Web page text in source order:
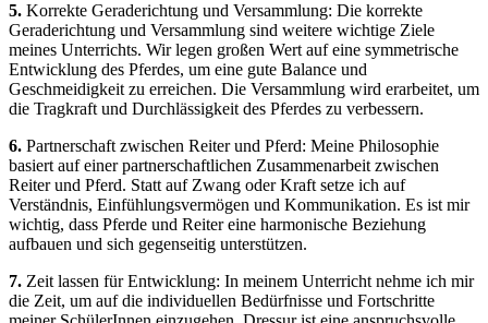
5. Korrekte Geraderichtung und Versammlung: Die korrekte
Geraderichtung und Versammlung sind weitere wichtige Ziele
meines Unterrichts. Wir legen großen Wert auf eine symmetrische
Entwicklung des Pferdes, um eine gute Balance und
Geschmeidigkeit zu erreichen. Die Versammlung wird erarbeitet, um
die Tragkraft und Durchlässigkeit des Pferdes zu verbessern.
6. Partnerschaft zwischen Reiter und Pferd: Meine Philosophie
basiert auf einer partnerschaftlichen Zusammenarbeit zwischen
Reiter und Pferd. Statt auf Zwang oder Kraft setze ich auf
Verständnis, Einfühlungsvermögen und Kommunikation. Es ist mir
wichtig, dass Pferde und Reiter eine harmonische Beziehung
aufbauen und sich gegenseitig unterstützen.
7. Zeit lassen für Entwicklung: In meinem Unterricht nehme ich mir
die Zeit, um auf die individuellen Bedürfnisse und Fortschritte